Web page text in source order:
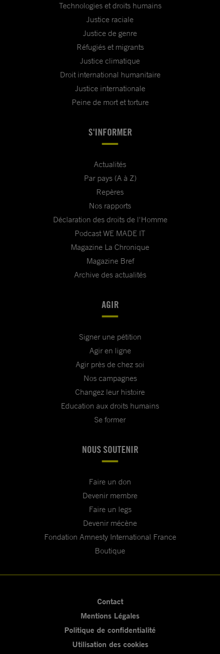
Technologies et droits humains
Justice raciale
Justice de genre
Réfugiés et migrants
Justice climatique
Droit international humanitaire
Justice internationale
Peine de mort et torture
S'INFORMER
Actualités
Par pays (A à Z)
Repères
Nos rapports
Déclaration des droits de l'Homme
Podcast WE MADE IT
Magazine La Chronique
Magazine Bref
Archive des actualités
AGIR
Signer une pétition
Agir en ligne
Agir près de chez soi
Nos campagnes
Changez leur histoire
Education aux droits humains
Se former
NOUS SOUTENIR
Faire un don
Devenir membre
Faire un legs
Devenir mécène
Fondation Amnesty International France
Boutique
Contact
Mentions Légales
Politique de confidentialité
Utilisation des cookies